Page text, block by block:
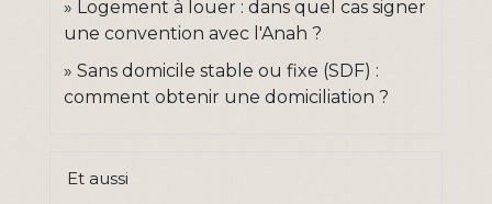
Logement à louer : dans quel cas signer
une convention avec l'Anah ?
Sans domicile stable ou fixe (SDF) :
comment obtenir une domiciliation ?
Et aussi